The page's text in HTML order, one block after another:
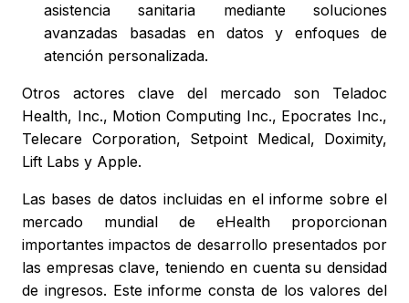
asistencia sanitaria mediante soluciones
avanzadas basadas en datos y enfoques de
atención personalizada.
Otros actores clave del mercado son Teladoc
Health, Inc., Motion Computing Inc., Epocrates Inc.,
Telecare Corporation, Setpoint Medical, Doximity,
Lift Labs y Apple.
Las bases de datos incluidas en el informe sobre el
mercado mundial de eHealth proporcionan
importantes impactos de desarrollo presentados por
las empresas clave, teniendo en cuenta su densidad
de ingresos. Este informe consta de los valores del